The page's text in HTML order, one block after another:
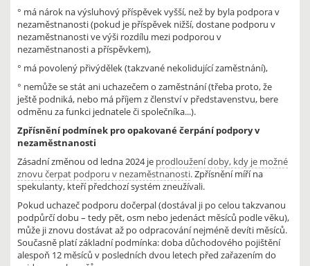
° má nárok na výsluhový příspěvek vyšší, než by byla podpora v
nezaměstnanosti (pokud je příspěvek nižší, dostane podporu v
nezaměstnanosti ve výši rozdílu mezi podporou v
nezaměstnanosti a příspěvkem),
° má povolený přivýdělek (takzvané nekolidující zaměstnání),
° nemůže se stát ani uchazečem o zaměstnání (třeba proto, že
ještě podniká, nebo má příjem z členství v představenstvu, bere
odměnu za funkci jednatele či společníka...).
Zpřísnění podmínek pro opakované čerpání podpory v
nezaměstnanosti
Zásadní změnou od ledna 2024 je prodloužení doby, kdy je možné
znovu čerpat podporu v nezaměstnanosti. Zpřísnění míří na
spekulanty, kteří předchozí systém zneužívali.
Pokud uchazeč podporu dočerpal (dostával ji po celou takzvanou
podpůrčí dobu – tedy pět, osm nebo jedenáct měsíců podle věku),
může ji znovu dostávat až po odpracování nejméně devíti měsíců.
Současně platí základní podmínka: doba důchodového pojištění
alespoň 12 měsíců v posledních dvou letech před zařazením do